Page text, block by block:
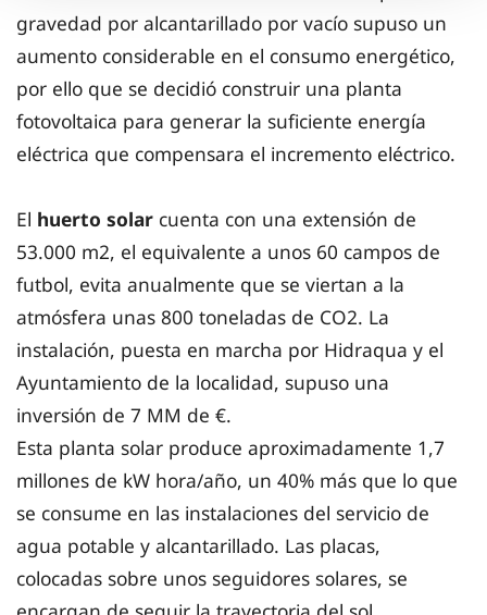
gravedad por alcantarillado por vacío supuso un
aumento considerable en el consumo energético,
por ello que se decidió construir una planta
fotovoltaica para generar la suficiente energía
eléctrica que compensara el incremento eléctrico.
El huerto solar cuenta con una extensión de
53.000 m2, el equivalente a unos 60 campos de
futbol, evita anualmente que se viertan a la
atmósfera unas 800 toneladas de CO2. La
instalación, puesta en marcha por Hidraqua y el
Ayuntamiento de la localidad, supuso una
inversión de 7 MM de €.
Esta planta solar produce aproximadamente 1,7
millones de kW hora/año, un 40% más que lo que
se consume en las instalaciones del servicio de
agua potable y alcantarillado. Las placas,
colocadas sobre unos seguidores solares, se